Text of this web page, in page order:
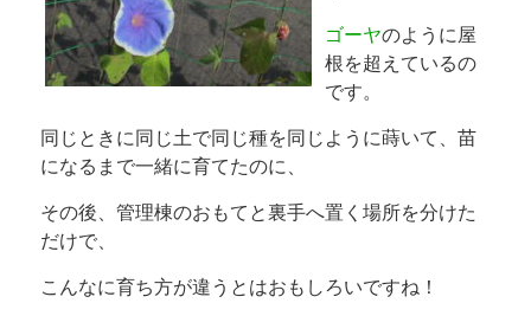
ゴーヤのように屋
根を超えているの
です。
同じときに同じ土で同じ種を同じように蒔いて、苗
になるまで一緒に育てたのに、
その後、管理棟のおもてと裏手へ置く場所を分けた
だけで、
こんなに育ち方が違うとはおもしろいですね！